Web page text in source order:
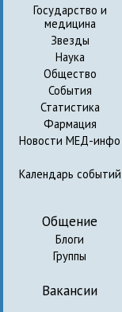
Государство и
медицина
Звезды
Наука
Общество
События
Статистика
Фармация
Новости МЕД-инфо
Календарь событий
Общение
Блоги
Группы
Вакансии